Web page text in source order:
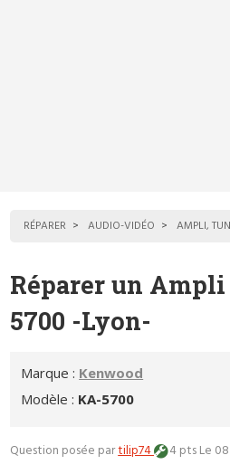
RÉPARER AUDIO-VIDÉO AMPLI,
Réparer un
5700 -Lyon-
Marque : Kenwood
Modèle : KA-5700
Question posée partilip74 4 ptsLe